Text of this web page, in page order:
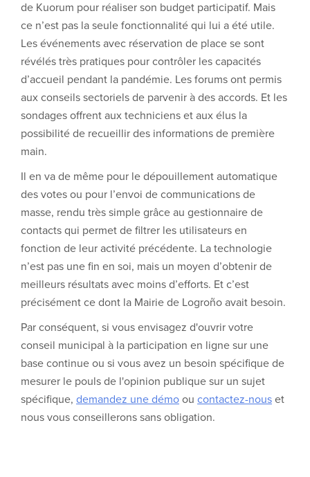
de Kuorum pour réaliser son budget participatif. Mais
ce n’est pas la seule fonctionnalité qui lui a été utile.
Les événements avec réservation de place se sont
révélés très pratiques pour contrôler les capacités
d’accueil pendant la pandémie. Les forums ont permis
aux conseils sectoriels de parvenir à des accords. Et les
sondages offrent aux techniciens et aux élus la
possibilité de recueillir des informations de première
main.
Il en va de même pour le dépouillement automatique
des votes ou pour l’envoi de communications de
masse, rendu très simple grâce au gestionnaire de
contacts qui permet de filtrer les utilisateurs en
fonction de leur activité précédente. La technologie
n’est pas une fin en soi, mais un moyen d’obtenir de
meilleurs résultats avec moins d’efforts. Et c’est
précisément ce dont la Mairie de Logroño avait besoin.
Par conséquent, si vous envisagez d'ouvrir votre
conseil municipal à la participation en ligne sur une
base continue ou si vous avez un besoin spécifique de
mesurer le pouls de l'opinion publique sur un sujet
spécifique, demandez une démoou contactez-nouset
nous vous conseillerons sans obligation.